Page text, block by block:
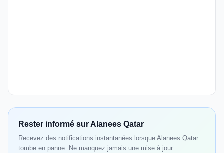
Rester informé sur Alanees Qatar
Recevez des notifications instantanées lorsque Alanees Qatar
tombe en panne. Ne manquez jamais une mise à jour